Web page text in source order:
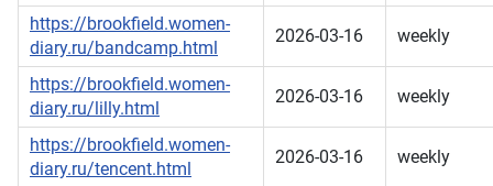
https://brookfield.women-
diary.ru/bandcamp.html
2026-03-16 weekly
https://brookfield.women-
diary.ru/lilly.html
2026-03-16 weekly
https://brookfield.women-
diary.ru/tencent.html
2026-03-16 weekly